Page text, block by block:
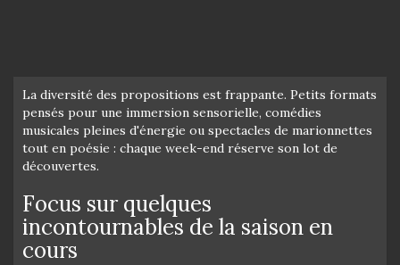
La diversité des propositions est frappante. Petits formats
pensés pour une immersion sensorielle, comédies
musicales pleines d'énergie ou spectacles de marionnettes
tout en poésie : chaque week-end réserve son lot de
découvertes.
Focus sur quelques
incontournables de la saison en
cours